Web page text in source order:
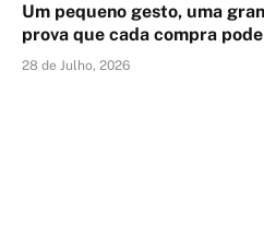
Um pequeno gesto, uma
prova que cada compra
28 de Julho, 2026